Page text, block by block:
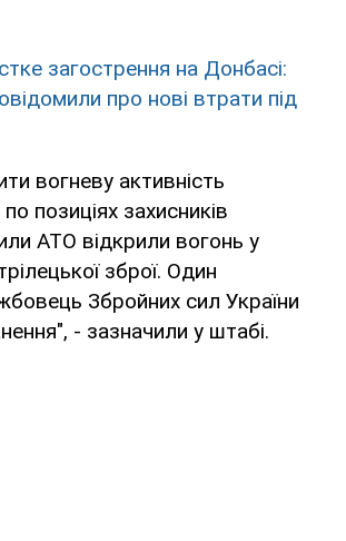
загострення на Донбасі:
про нові втрати під
вогневу активність
позиціях захисників
АТО відкрили вогонь у
зброї. Один
Збройних сил України
- зазначили у штабі.